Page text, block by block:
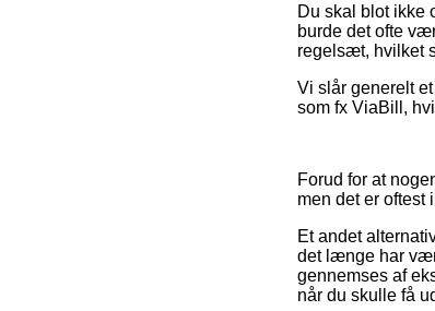
Du skal blot ikke
burde det ofte
regelsæt, hvilket
Vi slår generelt
som fx ViaBill,
Forud for at
men det er
Et andet
det længe har
gennemses af
når du skulle få